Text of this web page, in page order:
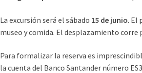
La excursión será el sábado 15 de junio. El
museo y comida. El desplazamiento corre
Para formalizar la reserva es
la cuenta del Banco Santander número